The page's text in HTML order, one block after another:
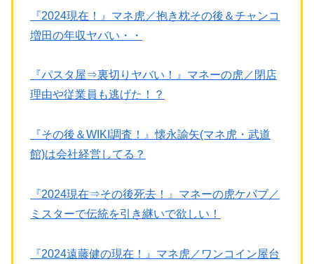
『2024現在！』マネ虎／抱き枕その後＆チャンコ
増田の年収ヤバい・・
『パスタ屋⇒裏切りヤバい！』マネーの虎／閉店
理由や従業員も逃げた！？
『その後＆WIKI調査！』懐永諭矢(マネ虎・武道
館)は会社経営してる？
『2024現在⇒その後死去！』マネーの虎ケバブ／
ミスターで伝統を引き継いで欲しい！
『2024遠藤健の現在！』マネ虎／ワンコイン屋台